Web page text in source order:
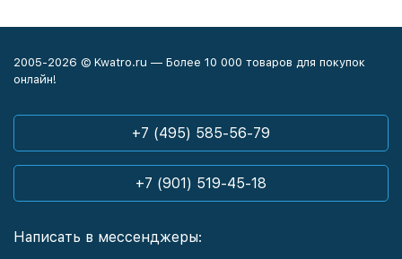
2005-2026 © Kwatro.ru — Более 10 000 товаров для покупок
онлайн!
+7 (495) 585-56-79
+7 (901) 519-45-18
Написать в мессенджеры: